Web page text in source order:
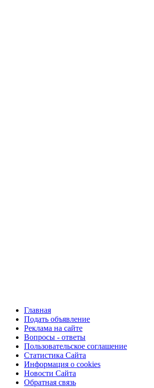
Главная
Подать объявление
Реклама на сайте
Вопросы - ответы
Пользовательское соглашение
Статистика Сайта
Информация о cookies
Новости Сайта
Обратная связь